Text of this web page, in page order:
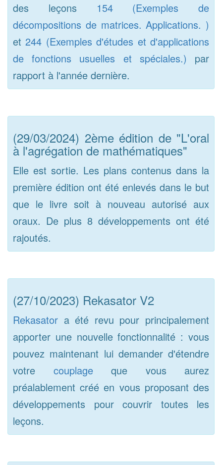
des leçons 154 (Exemples de
décompositions de matrices. Applications. )
et244 (Exemples d'études et d'applications
de fonctions usuelles et spéciales.) par
rapport à l'année dernière.
(29/03/2024) 2ème édition de "L'oral
à l'agrégation de mathématiques"
Elle est sortie. Les plans contenus dans la
première édition ont été enlevés dans le but
que le livre soit à nouveau autorisé aux
oraux. De plus 8 développements ont été
rajoutés.
(27/10/2023) Rekasator V2
Rekasator a été revu pour principalement
apporter une nouvelle fonctionnalité : vous
pouvez maintenant lui demander d'étendre
votre couplageque vous aurez
préalablement créé en vous proposant des
développements pour couvrir toutes les
leçons.